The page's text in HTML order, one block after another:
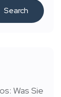
Search
Was Sie